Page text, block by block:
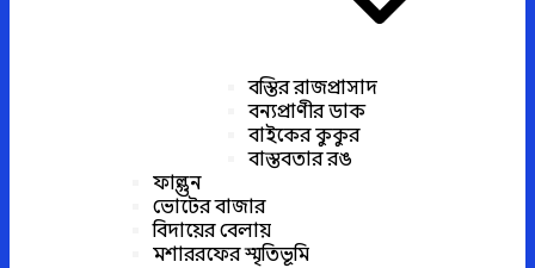
বস্তির রাজপ্রাসাদ
বন্যপ্রাণীর ডাক
বাইকের কুকুর
বাস্তবতার রঙ
ফাল্গুন
ভোটের বাজার
বিদায়ের বেলায়
মশাররফের স্মৃতিভূমি